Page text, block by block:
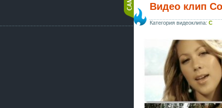
Видео клип
Категория видеоклипа: C